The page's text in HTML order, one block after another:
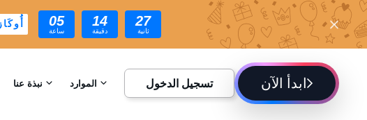
05
ساعة
14
دقيقة
25
ثانية
نبذة عنا الموارد تسجيل الدخول ابدأ الآن